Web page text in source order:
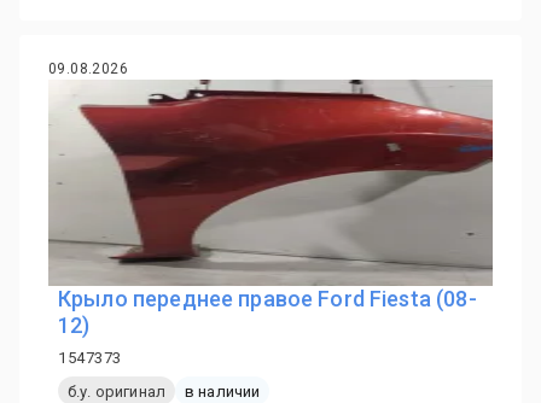
09.08.2026
Крыло переднее правое Ford Fiesta (08-
12)
1547373
б.у. оригинал
в наличии